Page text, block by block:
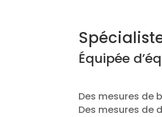
Équipée
Des mesures de
Des mesures de